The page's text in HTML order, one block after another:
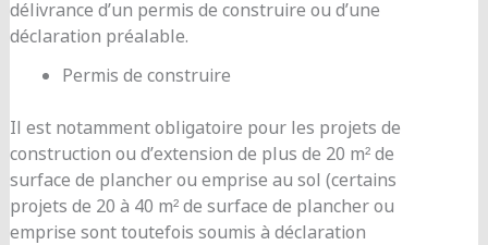
délivrance d’un permis de construire ou d’une
déclaration préalable.
Permis de construire
Il est notamment obligatoire pour les projets de
construction ou d’extension de plus de 20 m² de
surface de plancher ou emprise au sol (certains
projets de 20 à 40 m² de surface de plancher ou
emprise sont toutefois soumis à déclaration